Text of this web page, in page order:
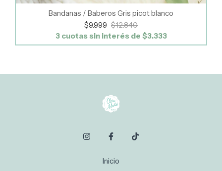
Bandanas / Baberos Gris picot blanco
$9.999 $12.840
3 cuotas sin interés de $3.333
Inicio